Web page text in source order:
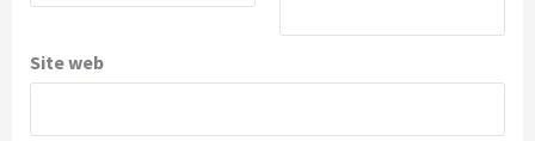
Site web